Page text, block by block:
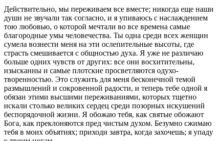
Действительно, мы переживаем все вместе; нико­гда еще наши
души не звучали так согласно, и я упи­ваюсь с наслаждением
тою любовью, о которой меч­тали во все времена самые
благородные умы человече­ства. Ты одна среди всех женщин
сумела вознести меня на эти ослепительные высоты, где
страсть сме­шивается с общностью духа. Я уже не различаю
боль­ше одних чувств от других: все они восхититель­ны,
изысканны и самые плотские просветляются одухо­
творенностью. Это служить для меня бесконечной те­мой
размышлений и сокровенной радости, и теперь те­бе одной я
обязан этими высшими переживаниями, которых тщетно
искали столько великих сердец сре­ди позорных искушений
беспорядочной жизни. Я обо­жаю тебя, как святые обожают
Бога, как прекло­няются пред чистым духом. Безумно сжимаю
тебя в моих объятиях; приходи завтра, когда захочешь; я упаду